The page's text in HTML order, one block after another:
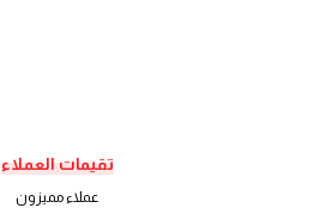
تقيمات العملاء
عملاء مميزون